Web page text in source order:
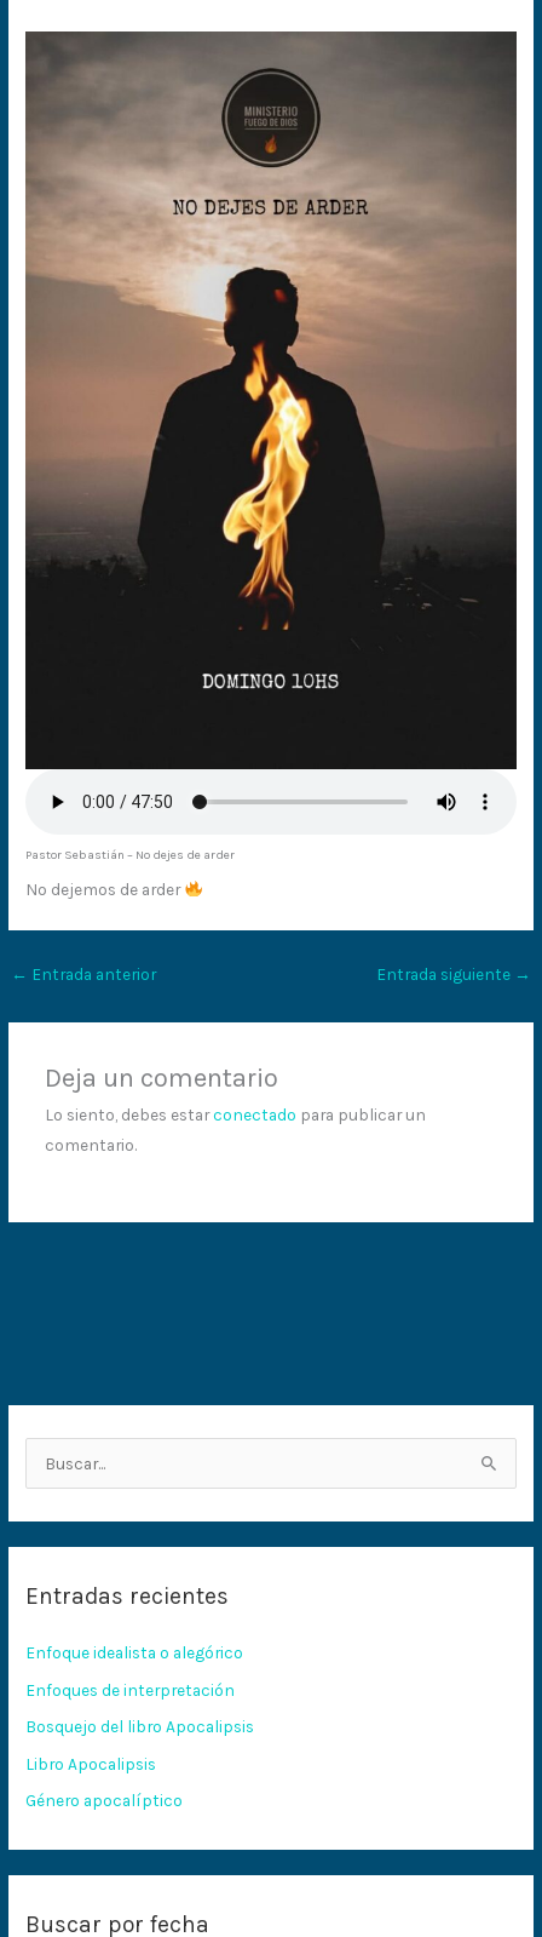
Pastor Sebastián – No dejes de arder
No dejemos de arder
← Entrada anterior Entrada siguiente →
Deja un comentario
Lo siento, debes estarconectado para publicar un
comentario.
a
p
o
r
:
Entradas recientes
Enfoque idealista o alegórico
Enfoques de interpretación
Bosquejo del libro Apocalipsis
Libro Apocalipsis
Género apocalíptico
Buscar por fecha